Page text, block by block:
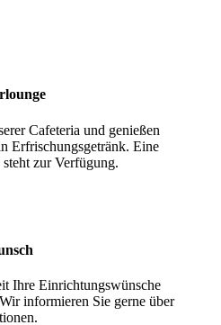
Cafeteria und genießen
Erfrischungsgetränk. Eine
steht zur Verfügung.
Ihre Einrichtungswünsche
informieren Sie gerne über